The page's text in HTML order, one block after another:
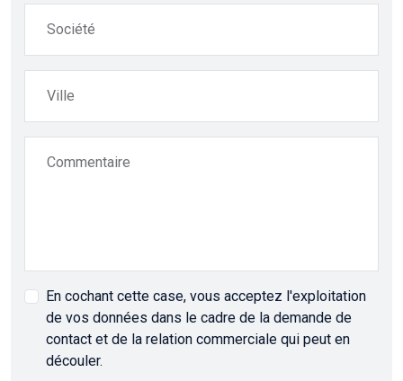
Société
Ville
Commentaire
En cochant cette case, vous acceptez l'exploitation
de vos données dans le cadre de la demande de
contact et de la relation commerciale qui peut en
découler.